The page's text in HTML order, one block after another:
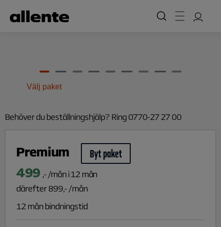
Välj paket
Behöver du beställningshjälp? Ring 0770-27 27 00
Premium Byt paket
499 ,- /mån i 12 mån
därefter899,- /mån
12 mån bindningstid